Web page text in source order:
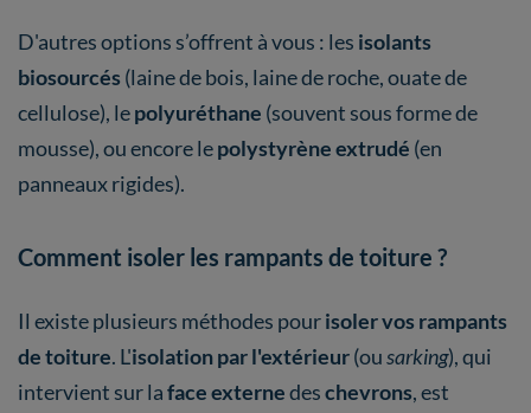
D'autres options s’offrent à vous : les isolants
biosourcés (laine de bois, laine de roche, ouate de
cellulose), lepolyuréthane (souvent sous forme de
mousse), ou encore lepolystyrène extrudé (en
panneaux rigides).
Comment isoler les rampants de toiture ?
Il existe plusieurs méthodes pourisoler vos rampants
de toiture. L'isolation par l'extérieur(ousarking), qui
intervient sur laface externedeschevrons, est